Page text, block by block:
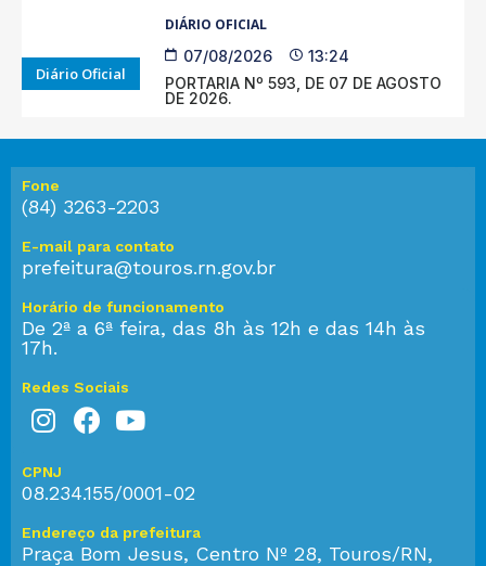
Diário Oficial
DIÁRIO OFICIAL
07/08/2026
13:24
PORTARIA Nº 593, DE 07 DE AGOSTO
DE 2026.
Fone
(84) 3263-2203
E-mail para contato
prefeitura@touros.rn.gov.br
Horário de funcionamento
De 2ª a 6ª feira, das 8h às 12h e das 14h às
17h.
Redes Sociais
CPNJ
08.234.155/0001-02
Endereço da prefeitura
Praça Bom Jesus, Centro Nº 28, Touros/RN,